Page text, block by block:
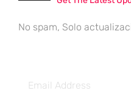
No spam, Solo